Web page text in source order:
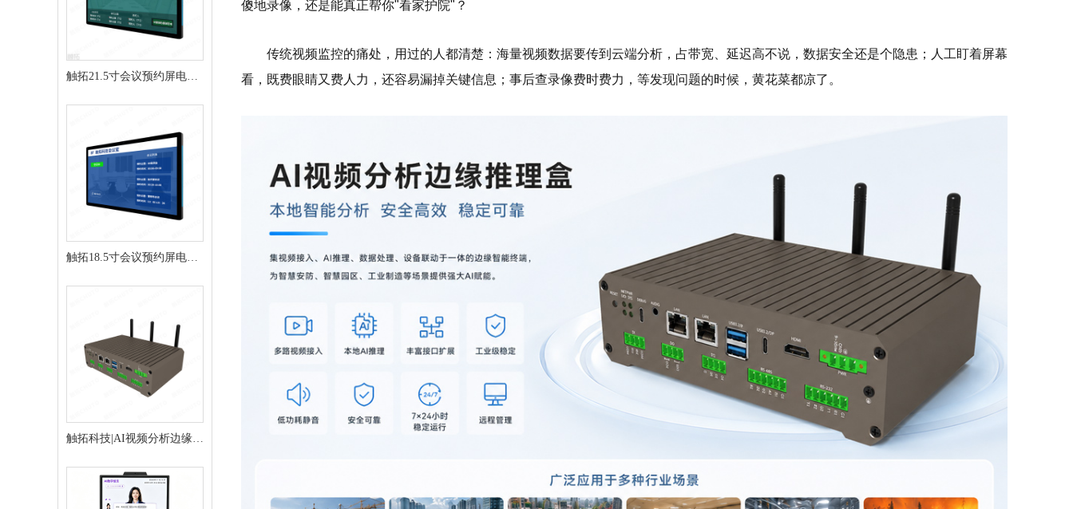
触拓21.5寸会议预约屏电子
门牌CT215H
触拓18.5寸会议预约屏电子
门牌会议门牌
触拓科技|AI视频分析边缘推
理盒
傻地录像，还是能真正帮你"看家护院"？
传统视频监控的痛处，用过的人都清楚：海量视频数据要传到云端分析，占带宽、延迟高不说，数据安全还是个隐患；人工盯着屏幕
看，既费眼睛又费人力，还容易漏掉关键信息；事后查录像费时费力，等发现问题的时候，黄花菜都凉了。